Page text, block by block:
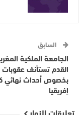
السابق
الجامعة الملكية
القدم تستأنف عقوبات
بخصوص أحداث نهائي
إفريقيا